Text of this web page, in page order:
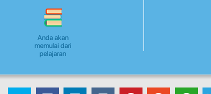
Anda akan
memulai dari
pelajaran